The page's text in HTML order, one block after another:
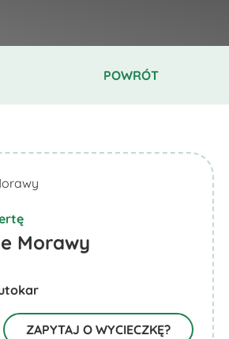
POWRÓT
Morawy
ZAPYTAJ O WYCIECZKĘ?